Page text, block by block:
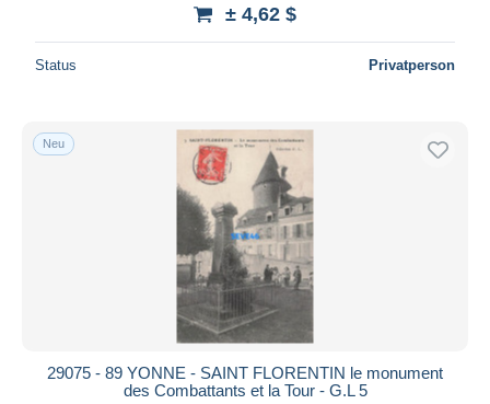
± 4,62 $
Status Privatperson
Neu
29075 - 89 YONNE - SAINT FLORENTIN le monument
des Combattants et la Tour - G.L 5